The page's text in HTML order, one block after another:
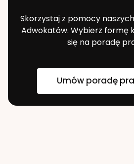
Skorzystaj z pomocy
Adwokatów. Wybierz formę
się na poradę
Umów poradę